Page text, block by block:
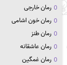
رمان خارجی
رمان خون اشامی
رمان طنز
رمان عاشقانه
رمان غمگین